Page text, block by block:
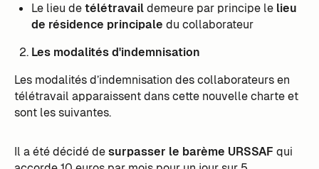
Le lieu detélétravaildemeure par principe le lieu
de résidence principale du collaborateur
Les modalités d'indemnisation
Les modalités d’indemnisation des collaborateurs en
télétravail apparaissent dans cette nouvelle charte et
sont les suivantes.
Il a été décidé desurpasser le barème URSSAF qui